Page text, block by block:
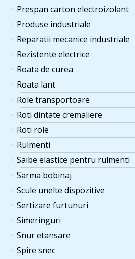
Prespan carton electroizolant
Produse industriale
Reparatii mecanice industriale
Rezistente electrice
Roata de curea
Roata lant
Role transportoare
Roti dintate cremaliere
Roti role
Rulmenti
Saibe elastice pentru rulmenti
Sarma bobinaj
Scule unelte dispozitive
Sertizare furtunuri
Simeringuri
Snur etansare
Spire snec